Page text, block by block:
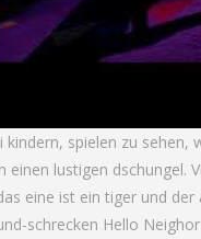
spielen zu sehen,
einen lustigen dschungel.
eine ist ein tiger und der
schrecken Hello